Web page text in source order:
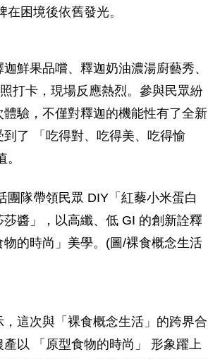
困境後依舊發光。
鮮果品嚐、釋迦奶油濃湯廚藝秀、
打卡，現場反應熱烈。參與民眾紛
驗，不僅對釋迦的機能性有了全新
了 「吃得對、吃得美、吃得愉
團隊帶領民眾 DIY「紅藜小米蛋白
醬」，以高纖、低 GI 的創新詮釋
物的時尚」美學。(圖/裸食概念生活
這次與「裸食概念生活」的跨界合
以 「原型食物的時尚」 形象躍上